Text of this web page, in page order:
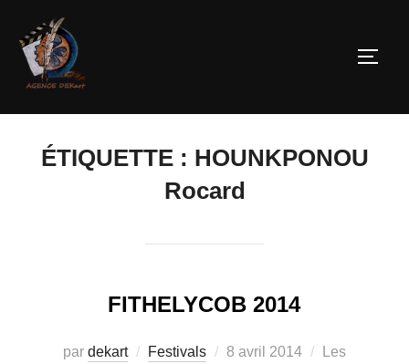
ÉTIQUETTE : HOUNKPONOU
Rocard
FITHELYCOB 2014
par dekart Festivals 8 avril 2014
Les